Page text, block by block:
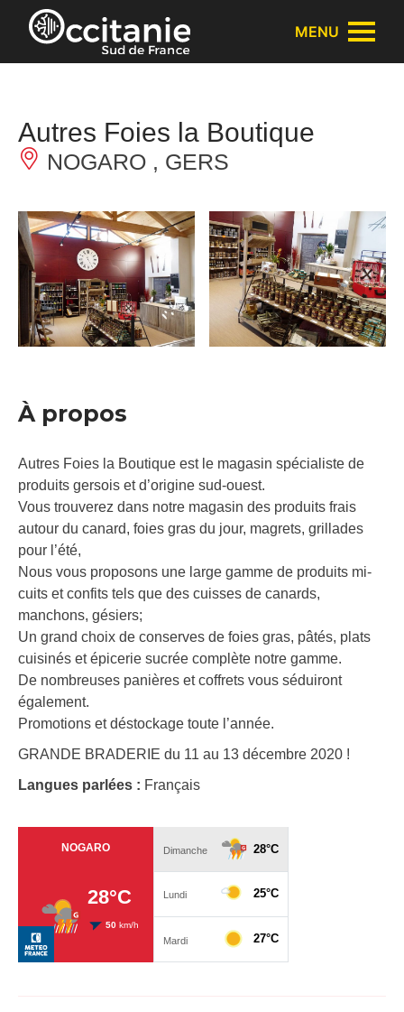
Panneau de gestion des cookies
MENU
Autres Foies la Boutique
NOGARO , GERS
À propos
Autres Foies la Boutique est le magasin spécialiste de
produits gersois et d’origine sud-ouest.
Vous trouverez dans notre magasin des produits frais
autour du canard, foies gras du jour, magrets, grillades
pour l’été,
Nous vous proposons une large gamme de produits mi-
cuits et confits tels que des cuisses de canards,
manchons, gésiers;
Un grand choix de conserves de foies gras, pâtés, plats
cuisinés et épicerie sucrée complète notre gamme.
De nombreuses panières et coffrets vous séduiront
également.
Promotions et déstockage toute l’année.
GRANDE BRADERIE du 11 au 13 décembre 2020 !
Langues parlées : Français